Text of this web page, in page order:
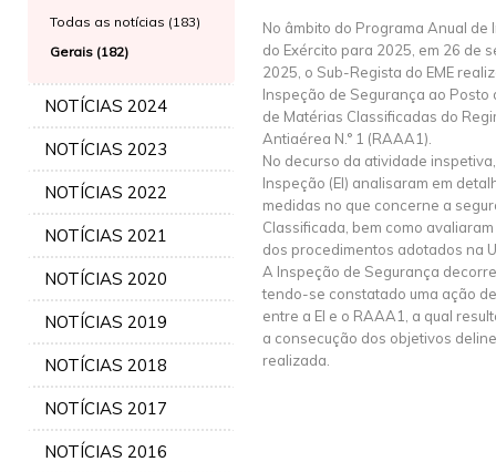
Todas as notícias (183)
Gerais (182)
NOTÍCIAS 2024
NOTÍCIAS 2023
NOTÍCIAS 2022
NOTÍCIAS 2021
NOTÍCIAS 2020
NOTÍCIAS 2019
NOTÍCIAS 2018
NOTÍCIAS 2017
NOTÍCIAS 2016
No âmbito do Programa Anual de
do Exército para 2025, em 26 de
2025, o Sub-Regista do EME
Inspeção de Segurança ao Posto
de Matérias Classificadas do
Antiaérea N.° 1 (RAAA1).
No decurso da atividade
Inspeção (El) analisaram em
medidas no que concerne a
Classificada, bem como
dos procedimentos adotados na
A Inspeção de Segurança
tendo-se constatado uma ação
entre a El e o RAAA1, a qual
a consecução dos objetivos
realizada.